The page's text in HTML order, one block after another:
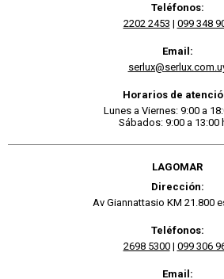
Teléfonos:
2202 2453 | 099 348
Email:
Horarios de
Lunes a Viernes: 9:00 a
Sábados: 9:00 a 13:00
LAGOMAR
Dirección:
Av Giannattasio KM 21.800
Teléfonos:
2698 5300| 099 306
Email: